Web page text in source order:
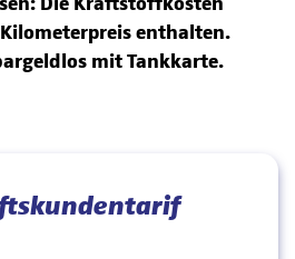
enthalten.
mit Tankkarte.